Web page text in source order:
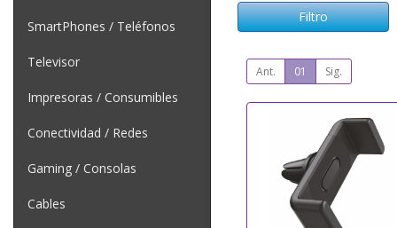
SmartPhones / Teléfonos
Televisor
Impresoras / Consumibles
Conectividad / Redes
Gaming / Consolas
Cables
Filtro
Ant. 01 Sig.